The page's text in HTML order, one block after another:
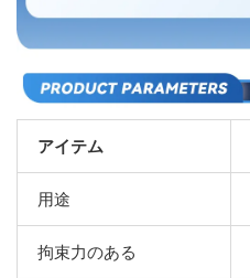
アイテム
用途
拘束力のある